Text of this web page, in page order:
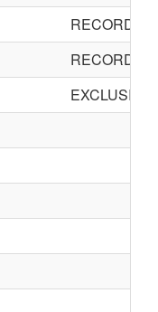
RECORD
RECORD
EXCLUSIV